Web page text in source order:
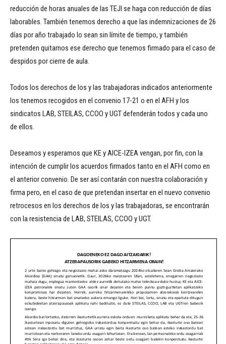
reducción de horas anuales de las TEJI se haga con reducción de días
laborables. También tenemos derecho a que las indemnizaciones de 26
días por año trabajado lo sean sin límite de tiempo, y también
pretenden quitarnos ese derecho que tenemos firmado para el caso de
despidos por cierre de aula.
Todos los derechos de los y las trabajadoras indicados anteriormente
los tenemos recogidos en el convenio 17-21 o en el AFH y los
sindicatos LAB, STEILAS, CCOO y UGT defenderán todos y cada uno
de ellos.
Deseamos y esperamos que KE y AICE-IZEA vengan, por fin, con la
intención de cumplir los acuerdos firmados tanto en el AFH como en
el anterior convenio. De ser así contarán con nuestra colaboración y
firma pero, en el caso de que pretendan insertar en el nuevo convenio
retrocesos en los derechos de los y las trabajadoras, se encontrarán
con la resistencia de LAB, STEILAS, CCOO y UGT.